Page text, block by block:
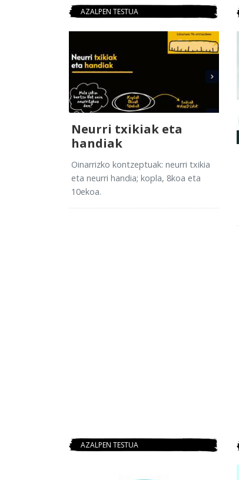
AZALPEN TESTUA
Neurri txikiak eta
handiak
Oinarrizko kontzeptuak: neurri txikia
eta neurri handia; kopla, 8koa eta
10ekoa.
AZALPEN TESTUA